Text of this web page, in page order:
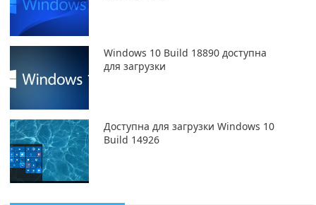
Windows 10 Build 18890 доступна
для загрузки
Доступна для загрузки Windows 10
Build 14926